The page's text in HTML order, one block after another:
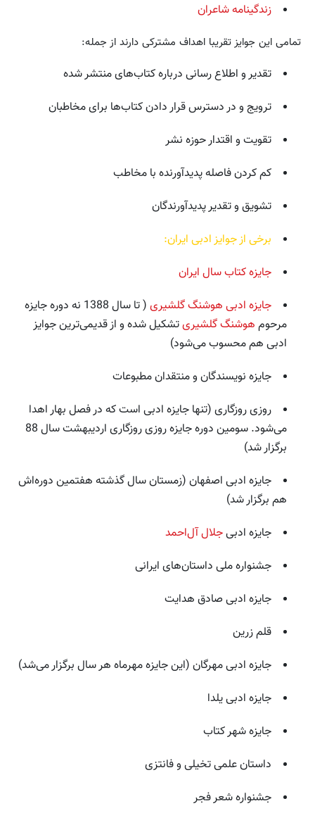
زندگینامه شاعران
تمامی این جوایز تقریبا اهداف مشترکی دارند از جمله:
تقدیر و اطلاع رسانی درباره کتاب‌های منتشر شده
ترویج و در دسترس قرار دادن کتاب‌ها برای مخاطبان
تقویت و اقتدار حوزه نشر
کم کردن فاصله پدیدآورنده با مخاطب
تشویق و تقدیر پدیدآورندگان
برخی از جوایز ادبی ایران:
جایزه کتاب سال ایران
جایزه ادبی هوشنگ گلشیری
( تا سال 1388 نه دوره جایزه
مرحوم هوشنگ گلشیریتشکیل شده و از قدیمی‌ترین جوایز
ادبی هم محسوب می‌شود)
جایزه نویسندگان و منتقدان مطبوعات
روزی روزگاری (تنها جایزه ادبی است که در فصل بهار اهدا
می‌شود. سومین دوره جایزه روزی روزگاری اردیبهشت سال 88
برگزار شد)
جایزه‌ ‌ادبی‌ ‌اصفهان‌ (زمستان سال گذشته هفتمین دوره‌اش
هم برگزار شد)
جایزه ادبیجلال آل‌احمد
جشنواره ملی داستان‌های ایرانی
جایزه ادبی صادق هدایت
قلم زرین
جایزه ادبی مهرگان (این جایزه مهرماه هر سال برگزار می‌شد)
جایزه ادبی یلدا
جایزه شهر کتاب
داستان‌ علمی تخیلی و فانتزی
جشنواره شعر فجر